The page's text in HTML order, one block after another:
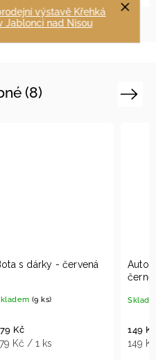
výstavě Křehká
Jablonci nad Nisou
(8)
Auto Mercedes-Benz -
Skladem
149 Kč
149 Kč / 1 ks
Next